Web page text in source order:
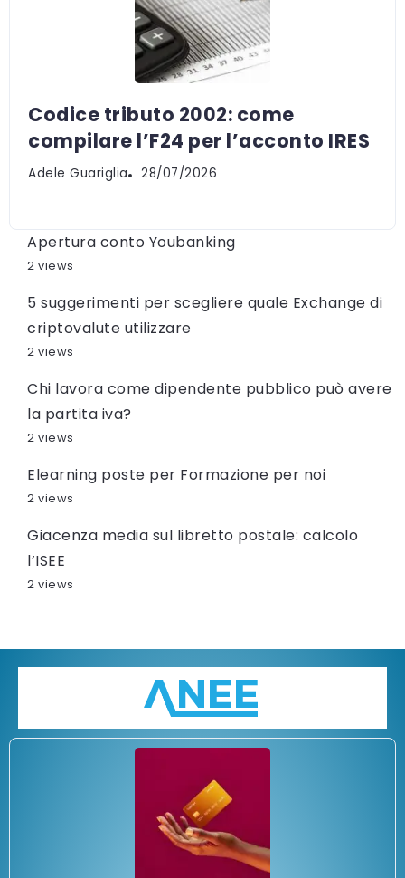
Codice tributo 2002: come
compilare l’F24 per l’acconto IRES
Adele Guariglia 28/07/2026
Apertura conto Youbanking
2 views
5 suggerimenti per scegliere quale Exchange di
criptovalute utilizzare
2 views
Chi lavora come dipendente pubblico può avere
la partita iva?
2 views
Elearning poste per Formazione per noi
2 views
Giacenza media sul libretto postale: calcolo
l’ISEE
2 views